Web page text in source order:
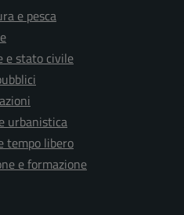
e pesca
e stato civile
urbanistica
tempo libero
e formazione